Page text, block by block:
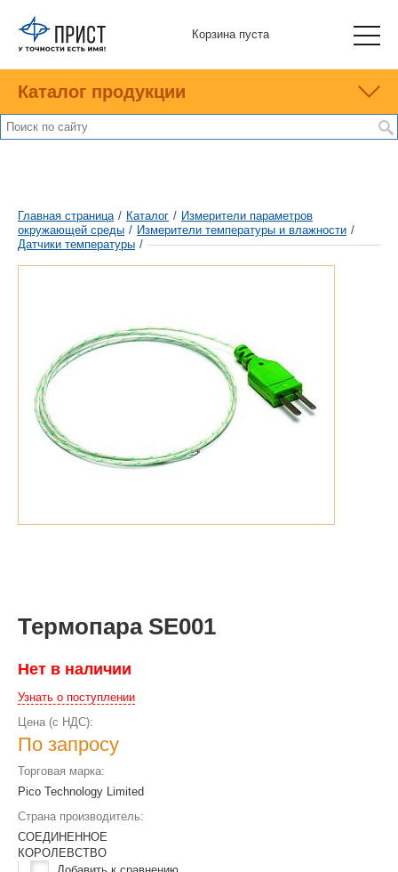
Корзина пуста
Каталог продукции
Главная страница / Каталог / Измерители параметров
окружающей среды / Измерители температуры и влажности /
Датчики температуры /
Термопара SE001
Нет в наличии
Узнать о поступлении
Цена (с НДС):
По запросу
Торговая марка:
Pico Technology Limited
Страна производитель:
СОЕДИНЕННОЕ
КОРОЛЕВСТВО